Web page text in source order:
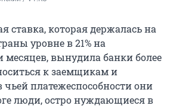
ставка, которая держалась на
уровне в 21% на
вынудила банки более
к заемщикам и
чьей платежеспособности они
люди, остро нуждающиеся в